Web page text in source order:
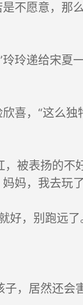
不愿意，那
玲递给宋夏
喜，“这么独
被表扬的不
妈，我去玩
好，别跑远了
，居然还会